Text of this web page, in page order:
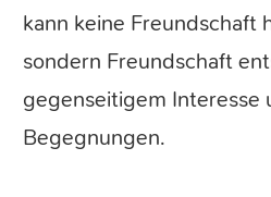
kann keine Freundschaft
sondern Freundschaft
gegenseitigem Interesse
Begegnungen.